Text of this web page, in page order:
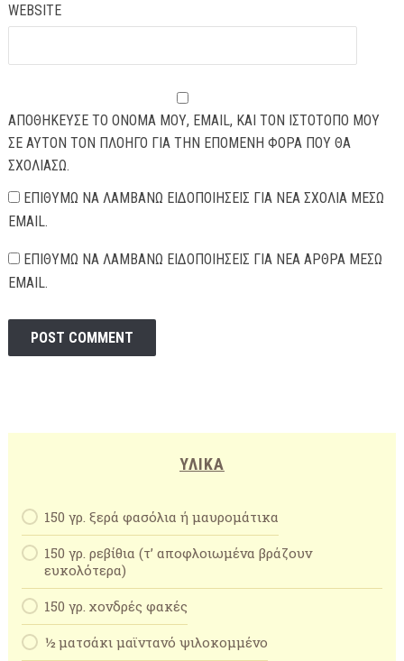
WEBSITE
ΑΠΟΘΉΚΕΥΣΕ ΤΟ ΌΝΟΜΆ ΜΟΥ, EMAIL, ΚΑΙ ΤΟΝ ΙΣΤΌΤΟΠΟ ΜΟΥ
ΣΕ ΑΥΤΌΝ ΤΟΝ ΠΛΟΗΓΌ ΓΙΑ ΤΗΝ ΕΠΌΜΕΝΗ ΦΟΡΆ ΠΟΥ ΘΑ
ΣΧΟΛΙΆΣΩ.
ΕΠΙΘΥΜΏ ΝΑ ΛΑΜΒΆΝΩ ΕΙΔΟΠΟΙΉΣΕΙΣ ΓΙΑ ΝΈΑ ΣΧΌΛΙΑ ΜΈΣΩ
EMAIL.
ΕΠΙΘΥΜΏ ΝΑ ΛΑΜΒΆΝΩ ΕΙΔΟΠΟΙΉΣΕΙΣ ΓΙΑ ΝΈΑ ΆΡΘΡΑ ΜΈΣΩ
EMAIL.
ΥΛΙΚΆ
150 γρ. ξερά φασόλια ή μαυρομάτικα
150 γρ. ρεβίθια (τ’ αποφλοιωμένα βράζουν
ευκολότερα)
150 γρ. χονδρές φακές
½ ματσάκι μαϊντανό ψιλοκομμένο